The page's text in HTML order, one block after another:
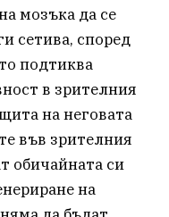
мозъка да се
сетива, според
подтиква
в зрителния
на неговата
във зрителния
обичайната си
на